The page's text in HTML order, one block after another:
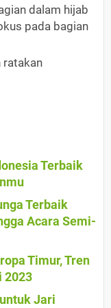
dalam hijab
pada bagian
ratakan
Terbaik
Terbaik
Acara Semi-
Timur, Tren
2023
Jari